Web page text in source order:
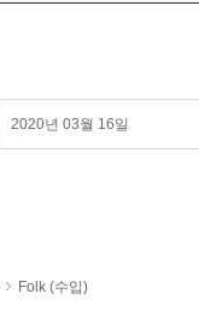
2020년 03월 16일
Folk (수입)